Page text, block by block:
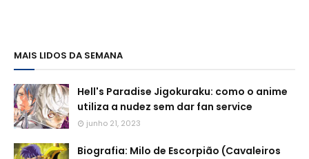
MAIS LIDOS DA SEMANA
Hell's Paradise Jigokuraku: como o anime
utiliza a nudez sem dar fan service
junho 21, 2023
Biografia: Milo de Escorpião (Cavaleiros